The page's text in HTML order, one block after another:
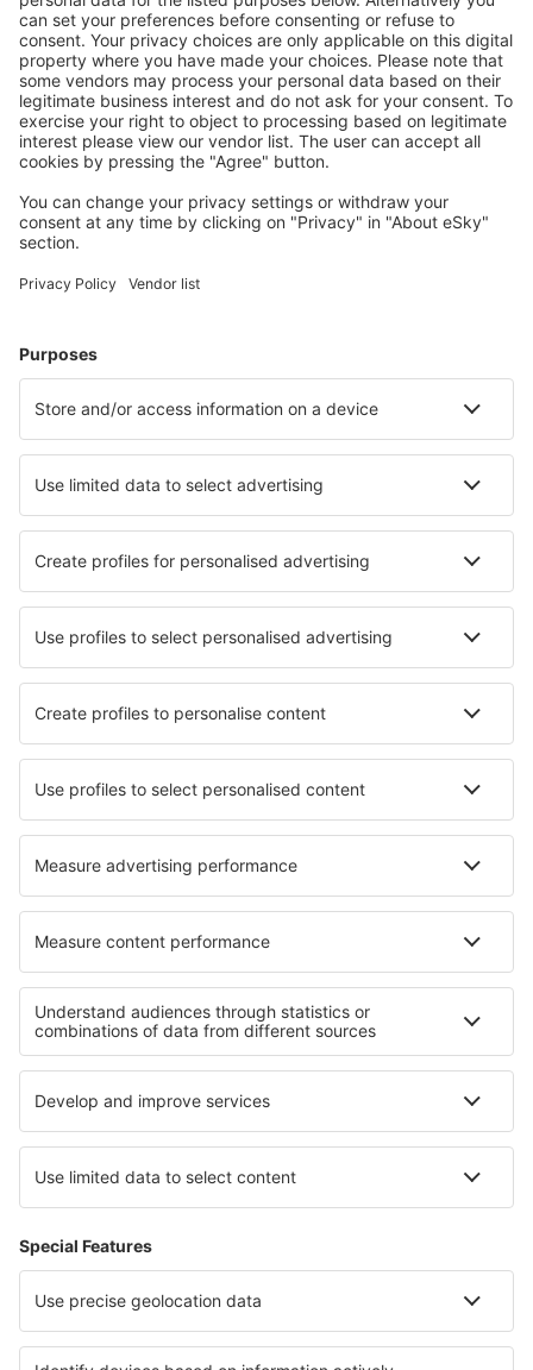
conectați.
Cazarea preferată
Alege din peste 1,3 mil. de opţiuni: hoteluri, cabane,
apartamente și altele.
Cele mai căutate hoteluri de către utilizatorii eSky
Hoteluri în Cipru - Orașe populare
Hoteluri în Protaras
Hoteluri în Limassol Hoteluri Stroumbi
Hoteluri în Kyrenia Hoteluri Vokolida
Hoteluri în Argaka
Cele mai bune hoteluri - orașe
Hoteluri în Bentong Hoteluri în Lordelo
Hoteluri în St. Tite Hoteluri în Mercer
Hoteluri în San Mateo Hoteluri în Vinniki
Hoteluri în Égliseneuve-d'Entraigues Hoteluri în Guapore
Cele mai bune hoteluri - regiuni
Hoteluri in Nicosia Region Hoteluri in Limassol Region
Hoteluri în Cipru Hoteluri în Paphos
Hoteluri in Paphos Region Hoteluri in Kos
Hoteluri în Terceira Hoteluri În Suceava județul
Hoteluri in Los Padres National Forest